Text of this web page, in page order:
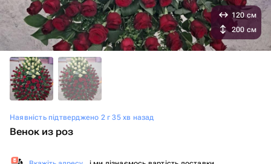
Наявність підтверджено 2 г 35 хв назад
Венок из роз
120 см
200 см